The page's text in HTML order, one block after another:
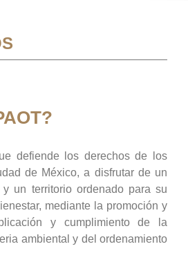
defiende los derechos de los
de México, a disfrutar de un
y un territorio ordenado para su
mediante la promoción y
y cumplimiento de la
ambiental y del ordenamiento